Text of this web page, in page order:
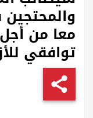
معا من
توافقي